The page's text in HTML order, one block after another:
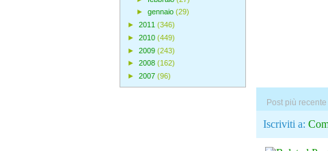
Post più recente
Iscriviti a:
► gennaio (29)
► 2011 (346)
► 2010 (449)
► 2009 (243)
► 2008 (162)
► 2007 (96)